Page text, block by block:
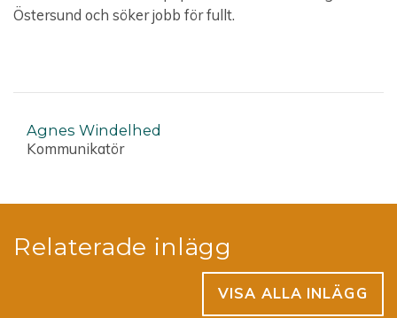
Östersund och söker jobb för fullt.
Agnes Windelhed
Kommunikatör
Relaterade inlägg
VISA ALLA INLÄGG